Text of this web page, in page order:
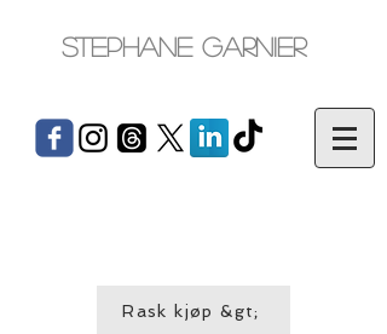
Stephane Garnier
Rask kjøp &gt;